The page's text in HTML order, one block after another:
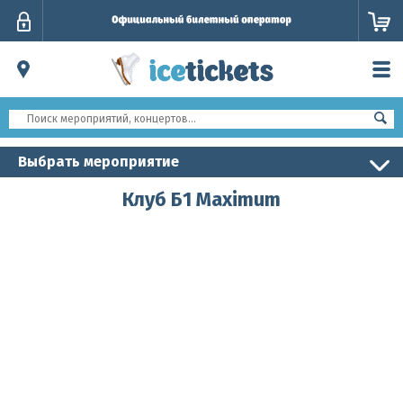
Выбрать мероприятие
Клуб Б1 Maximum